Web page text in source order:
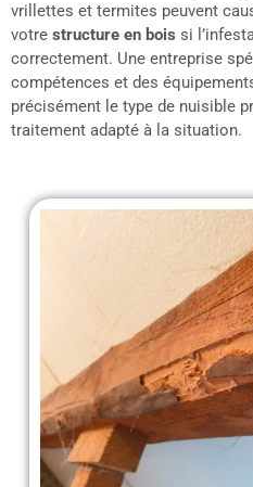
vrillettes et termites peuvent
votre structure en bois si
correctement. Une entreprise
compétences et des
précisément le type de nuisible
traitement adapté à la situation.